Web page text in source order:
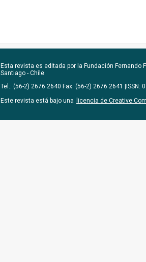
Esta revista es editada por la Fundación Fernando
Santiago - Chile
Tel.: (56-2) 2676 2640 Fax: (56-2) 2676 2641 |ISSN:
Este revista está bajo una
licencia de Creative